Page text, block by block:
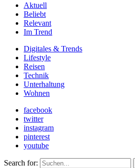
Aktuell
Beliebt
Relevant
Im Trend
Digitales & Trends
Lifestyle
Reisen
Technik
Unterhaltung
Wohnen
facebook
twitter
instagram
pinterest
youtube
Search for: